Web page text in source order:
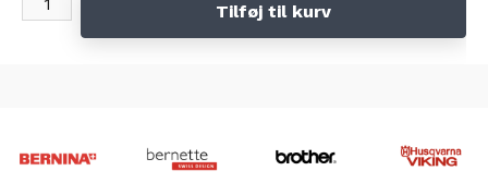
Tilføj til kurv